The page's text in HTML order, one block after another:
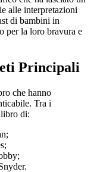
alle interpretazioni
di bambini in
per la loro bravura e
Principali
che hanno
Tra i
di: